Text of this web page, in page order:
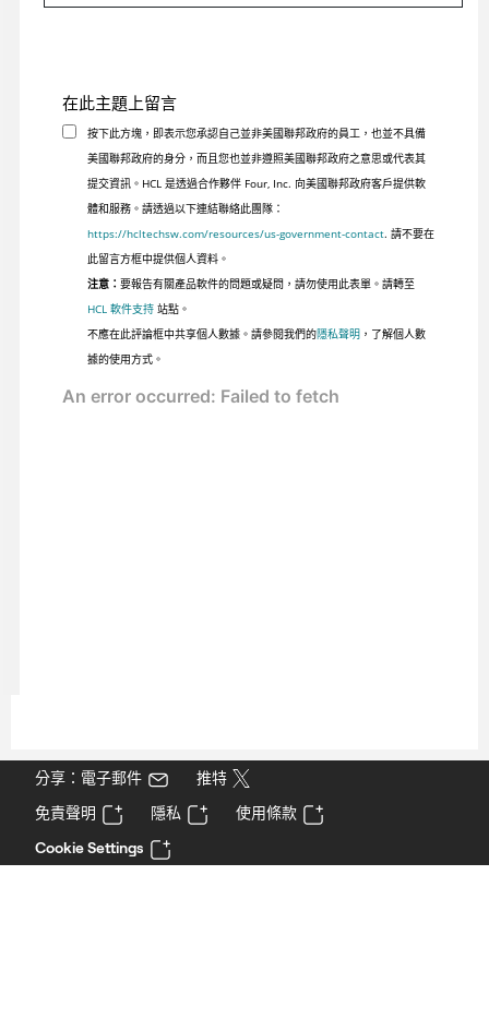
在此主題上留言
按下此方塊，即表示您承認自己並非美國聯邦政府的員工，也並不具備
美國聯邦政府的身分，而且您也並非遵照美國聯邦政府之意思或代表其
提交資訊。HCL 是透過合作夥伴 Four, Inc. 向美國聯邦政府客戶提供軟
體和服務。請透過以下連結聯絡此團隊：
https://hcltechsw.com/resources/us-government-contact. 請不要在
此留言方框中提供個人資料。
注意： 要報告有關產品軟件的問題或疑問，請勿使用此表單。請轉至
HCL 軟件支持站點。
不應在此評論框中共享個人數據。請參閱我們的隱私聲明，了解個人數
據的使用方式。
分享：電子郵件
推特
免責聲明
隱私
使用條款
Cookie Settings